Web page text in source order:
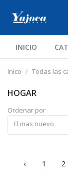
INICIO
Inico Todas las
HOGAR
Ordenar por
El mas nuevo
‹ 1 2